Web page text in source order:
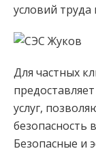
условий труда
Для частных
услуг,
безопасность
Безопасные и